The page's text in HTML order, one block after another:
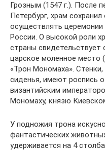
Грозным (1547 г.). После
Петербург, храм
осуществлять
России. О высокой роли
страны свидетельствует
царское моленное место
«Трон Мономаха».
сиденья, имеют роспись
византийским
Мономаху, князю
У подножия трона
фантастических
удерживается на 4